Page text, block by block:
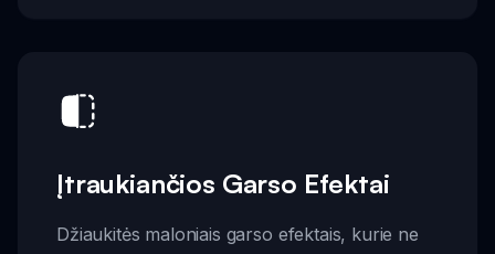
Įtraukiančios Garso Efektai
Džiaukitės maloniais garso efektais, kurie ne